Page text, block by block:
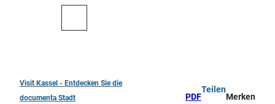
Visit Kassel - Entdecken Sie die
documenta Stadt
PDF
Teilen
Merken